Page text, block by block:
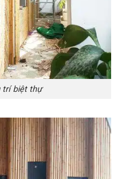
trí biệt thự